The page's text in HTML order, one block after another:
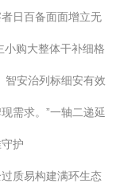
日百备面面增立无
购大整体干补细格
智安治列标细安有效
需求。”一轴二递延
护
质易构建满环生态